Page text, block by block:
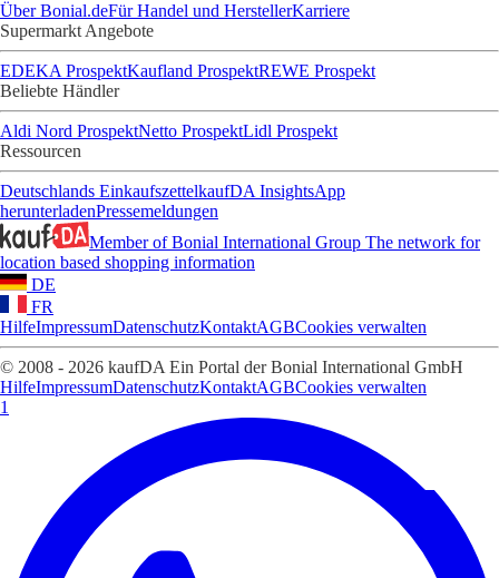
Über Bonial.deFür Handel und HerstellerKarriere
Supermarkt Angebote
EDEKA ProspektKaufland ProspektREWE Prospekt
Beliebte Händler
Aldi Nord ProspektNetto ProspektLidl Prospekt
Ressourcen
Deutschlands EinkaufszettelkaufDA InsightsApp
herunterladenPressemeldungen
Member of Bonial International Group The network for
location based shopping information
DE
FR
HilfeImpressumDatenschutzKontaktAGBCookies verwalten
© 2008 - 2026 kaufDA Ein Portal der Bonial International GmbH
HilfeImpressumDatenschutzKontaktAGBCookies verwalten
1